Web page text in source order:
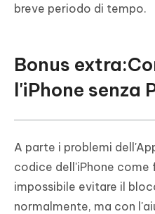
breve periodo di tempo.
Bonus
l'iPhone senza
A parte i problemi
codice dell'iPhone come
impossibile evitare il
normalmente, ma con